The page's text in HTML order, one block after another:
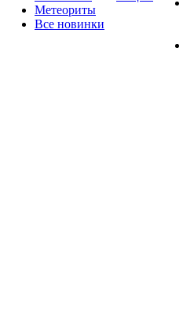
Метеориты
Все новинки